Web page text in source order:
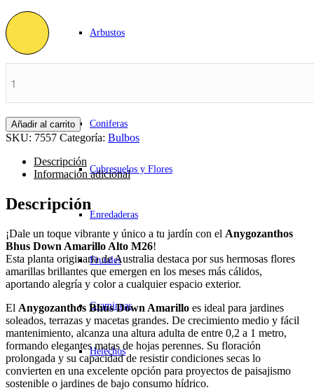
Arbustos
Coniferas
Cubresuelos y Flores
Enredaderas
Frutales
Gramineas
Helechos
Bhus
Amarillo
Alto
M26
0.30m
cantidad
Añadir al carrito
SKU: 7557 Categoría: Bulbos
Descripción
Información adicional
Descripción
¡Dale un toque vibrante y único a tu jardín con el Anygozanthos
Bhus Down Amarillo Alto M26!
Esta planta originaria de Australia destaca por sus hermosas flores
amarillas brillantes que emergen en los meses más cálidos,
aportando alegría y color a cualquier espacio exterior.
El Anygozanthos Bhus Down Amarillo es ideal para jardines
soleados, terrazas y macetas grandes. De crecimiento medio y fácil
mantenimiento, alcanza una altura adulta de entre 0,2 a 1 metro,
formando elegantes matas de hojas perennes. Su floración
prolongada y su capacidad de resistir condiciones secas lo
convierten en una excelente opción para proyectos de paisajismo
sostenible o jardines de bajo consumo hídrico.